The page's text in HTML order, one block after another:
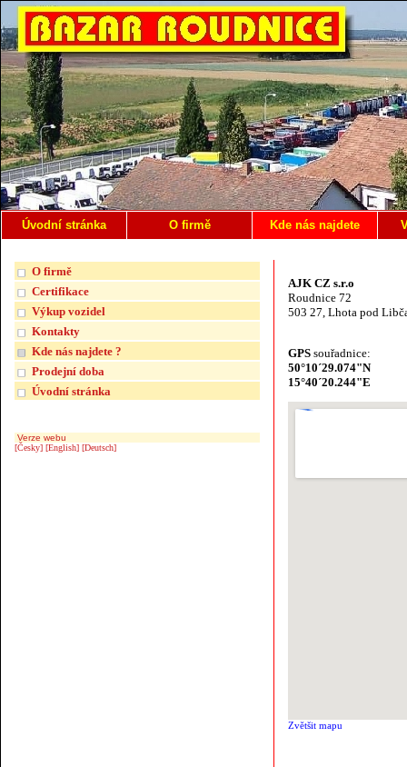
Úvodní stránka O firmě Kde nás najdete
O firmě
Certifikace
Výkup vozidel
Kontakty
Kde nás najdete ?
Prodejní doba
Úvodní stránka
Verze webu
[Česky] [English] [Deutsch]
AJK CZ s.r.o
Roudnice 72
503 27, Lhota pod
GPS souřadnice:
50°10´29.074"N
15°40´20.244"E
Zvětšit mapu